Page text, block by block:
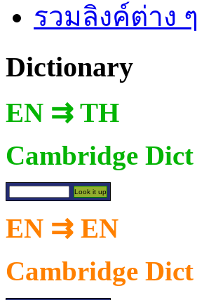
รวมลิงค์ต่าง ๆ
Dictionary
EN ⇉ TH
Cambridge Dict
EN ⇉ EN
Cambridge Dict